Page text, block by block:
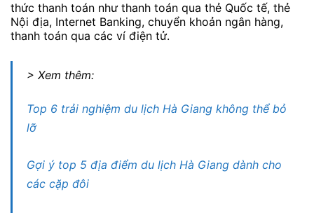
thức thanh toán như thanh toán qua thẻ Quốc tế, thẻ
Nội địa, Internet Banking, chuyển khoản ngân hàng,
thanh toán qua các ví điện tử.
> Xem thêm:
Top 6 trải nghiệm du lịch Hà Giang không thể bỏ
lỡ
Gợi ý top 5 địa điểm du lịch Hà Giang dành cho
các cặp đôi